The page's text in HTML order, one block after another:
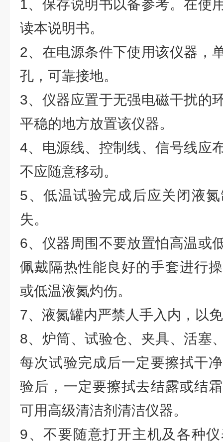
1、保存说明书以备参考。在使
读本说明书。
2、在电源条件下使用该仪器，
孔，可靠接地。
3、仪器应置于无强电磁干扰的
平稳的地方放置该仪器。
4、电源线、控制线、信号线应
不应随意移动。
5、低温试验完成后应关闭液
失。
6、仪器周围不要放置怕高温或
佩戴隔热性能良好的手套进行
或低温液氮灼伤。
7、液氮罐内严禁人手入内，以
8、炉筒、试验仓、夹具、活塞
每次试验完成后一定要擦拭干
验后，一定要擦拭去结露或结
可用高级清洁剂清洁仪器。
9、不要随意打开主机及各种